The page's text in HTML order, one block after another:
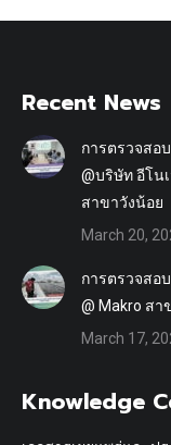
Recent News
การตรวจสอ
@บริษัท อีโน
สาขาวังน้อย
March 20,
การตรวจสอ
@ Makro ส
March 17,
Knowledge